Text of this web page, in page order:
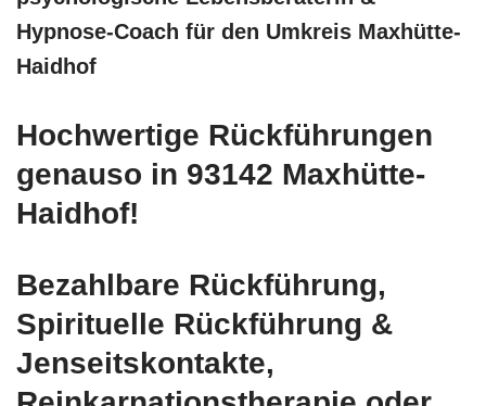
Hypnose-Coach für den Umkreis Maxhütte-
Haidhof
Hochwertige Rückführungen
genauso in 93142 Maxhütte-
Haidhof!
Bezahlbare Rückführung,
Spirituelle Rückführung &
Jenseitskontakte,